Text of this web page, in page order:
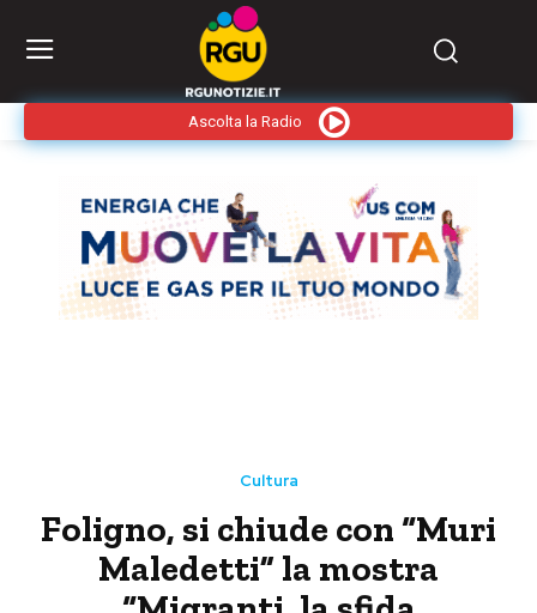
Ascolta la Radio
Cultura
Foligno, si chiude con “Muri
Maledetti” la mostra